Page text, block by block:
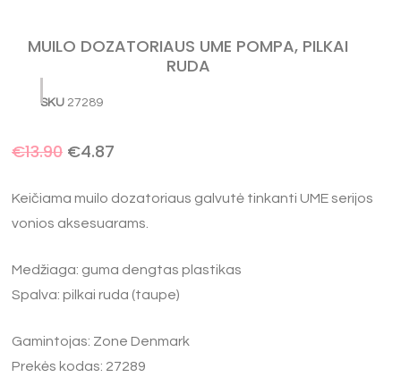
MUILO DOZATORIAUS UME POMPA, PILKAI
RUDA
SKU 27289
€13.90 €4.87
Keičiama muilo dozatoriaus galvutė tinkanti UME serijos
vonios aksesuarams.
Medžiaga: guma dengtas plastikas
Spalva: pilkai ruda (taupe)
Gamintojas: Zone Denmark
Prekės kodas: 27289